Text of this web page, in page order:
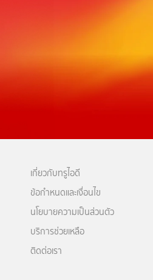
เกี่ยวกับทรูไอดี
ข้อกำหนดและเงื่อนไข
นโยบายความเป็นส่วนตัว
บริการช่วยเหลือ
ติดต่อเรา